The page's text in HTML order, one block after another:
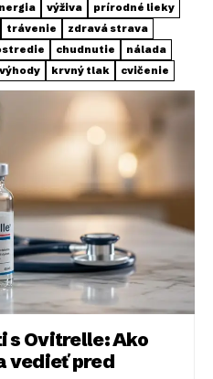
výživa
prírodné lieky
trávenie
zdravá strava
chudnutie
nálada
výhody krvný tlak cvičenie
s Ovitrelle: Ako
vedieť pred